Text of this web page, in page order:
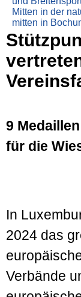
9
für die
In
2024 das
Verbände